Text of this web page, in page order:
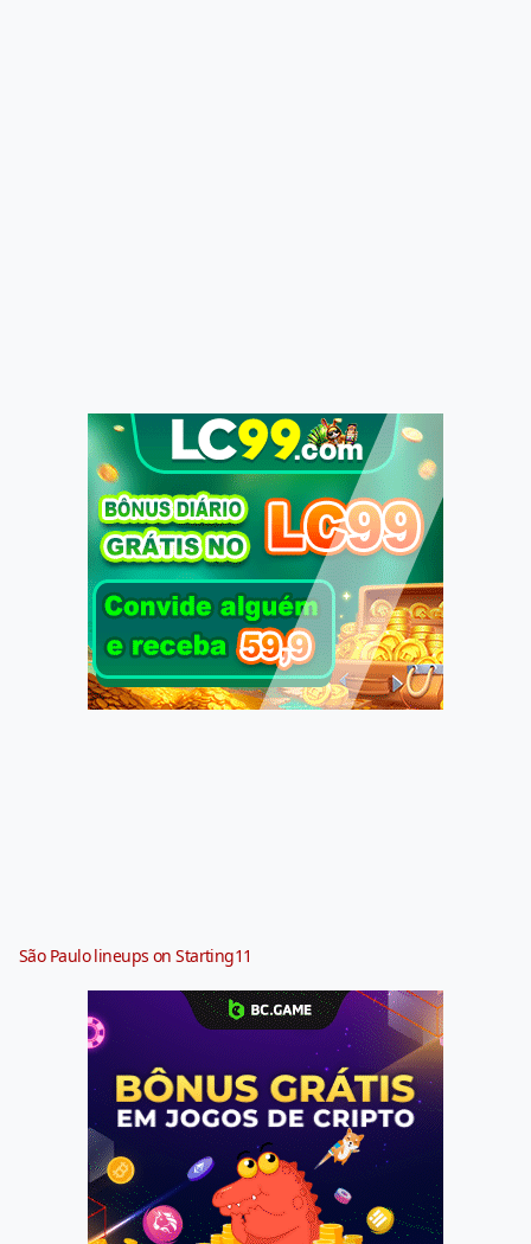
São Paulo lineups on Starting11